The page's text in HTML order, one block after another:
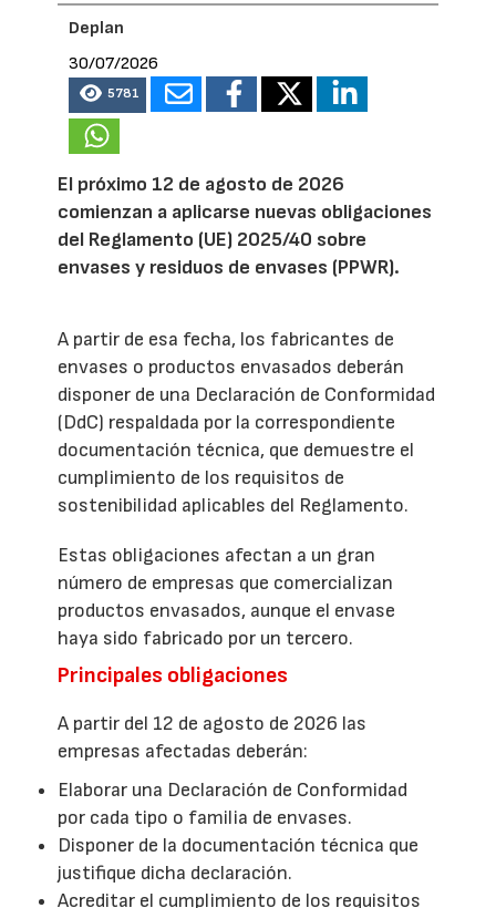
Deplan
30/07/2026
5781
El próximo 12 de agosto de 2026
comienzan a aplicarse nuevas obligaciones
del Reglamento (UE) 2025/40 sobre
envases y residuos de envases (PPWR).
A partir de esa fecha, los fabricantes de
envases o productos envasados deberán
disponer de una Declaración de Conformidad
(DdC) respaldada por la correspondiente
documentación técnica, que demuestre el
cumplimiento de los requisitos de
sostenibilidad aplicables del Reglamento.
Estas obligaciones afectan a un gran
número de empresas que comercializan
productos envasados, aunque el envase
haya sido fabricado por un tercero.
Principales obligaciones
A partir del 12 de agosto de 2026 las
empresas afectadas deberán:
Elaborar una Declaración de Conformidad
por cada tipo o familia de envases.
Disponer de la documentación técnica que
justifique dicha declaración.
Acreditar el cumplimiento de los requisitos